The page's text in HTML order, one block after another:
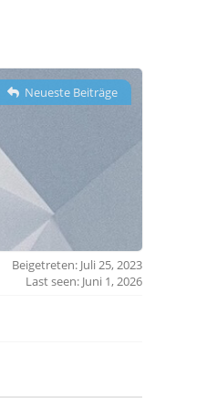
Neueste Beiträge
Beigetreten: Juli 25, 2023
Last seen: Juni 1, 2026